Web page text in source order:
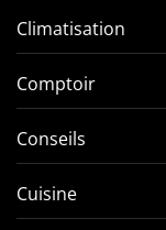
Climatisation
Comptoir
Conseils
Cuisine